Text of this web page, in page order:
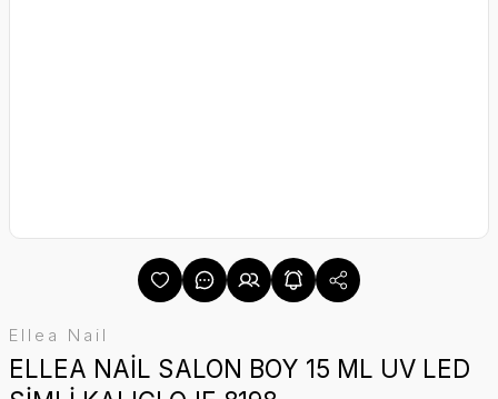
Ellea Nail
ELLEA NAİL SALON BOY 15 ML UV LED